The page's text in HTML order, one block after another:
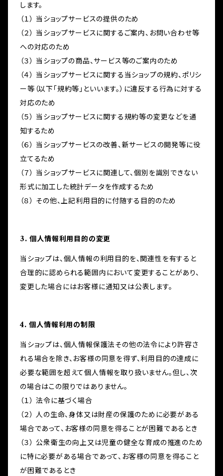
します。
（１） 当ショップサービスの提供のため
（２） 当ショップサービスに関するご案内、お問い合わせ等
への対応のため
（３） 当ショップの商品、サービス等のご案内のため
（４） 当ショップサービスに関する当ショップの規約、ポリシ
ー等（以下「規約等」といいます。）に違反する行為に対する
対応のため
（５） 当ショップサービスに関する規約等の変更などを通
知するため
（６） 当ショップサービスの改善、新サービスの開発等に役
立てるため
（７） 当ショップサービスに関連して、個別を識別できない
形式に加工した統計データを作成するため
（８） その他、上記利用目的に付随する目的のため
3. 個人情報利用目的の変更
当ショップは、個人情報の利用目的を、関連性を有すると
合理的に認められる範囲内において変更することがあり、
変更した場合にはお客様に通知又は公表します。
4. 個人情報利用の制限
当ショップは、個人情報保護法その他の法令により許容さ
れる場合を除き、お客様の同意を得ず、利用目的の達成に
必要な範囲を超えて個人情報を取り扱いません。但し、次
の場合はこの限りではありません。
（１） 法令に基づく場合
（２） 人の生命、身体又は財産の保護のために必要がある
場合であって、お客様の同意を得ることが困難であるとき
（３） 公衆衛生の向上又は児童の健全な育成の推進のため
に特に必要がある場合であって、お客様の同意を得ること
が困難であるとき